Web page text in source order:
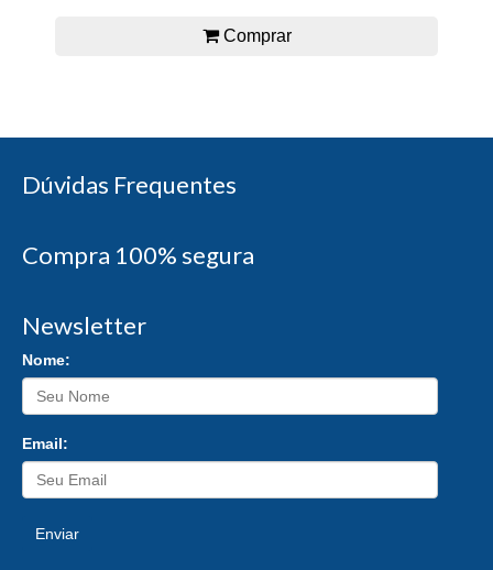
Comprar
Dúvidas Frequentes
Compra 100% segura
Newsletter
Nome:
Email:
Enviar